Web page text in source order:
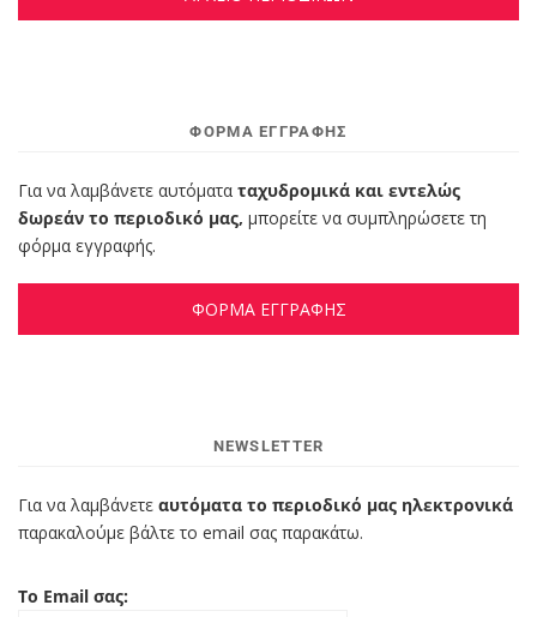
ΦΌΡΜΑ ΕΓΓΡΑΦΉΣ
Για να λαμβάνετε αυτόματα ταχυδρομικά και εντελώς
δωρεάν το περιοδικό μας, μπορείτε να συμπληρώσετε τη
φόρμα εγγραφής.
ΦΟΡΜΑ ΕΓΓΡΑΦΗΣ
NEWSLETTER
Για να λαμβάνετε αυτόματα το περιοδικό μας ηλεκτρονικά
παρακαλούμε βάλτε το email σας παρακάτω.
Το Email σας: